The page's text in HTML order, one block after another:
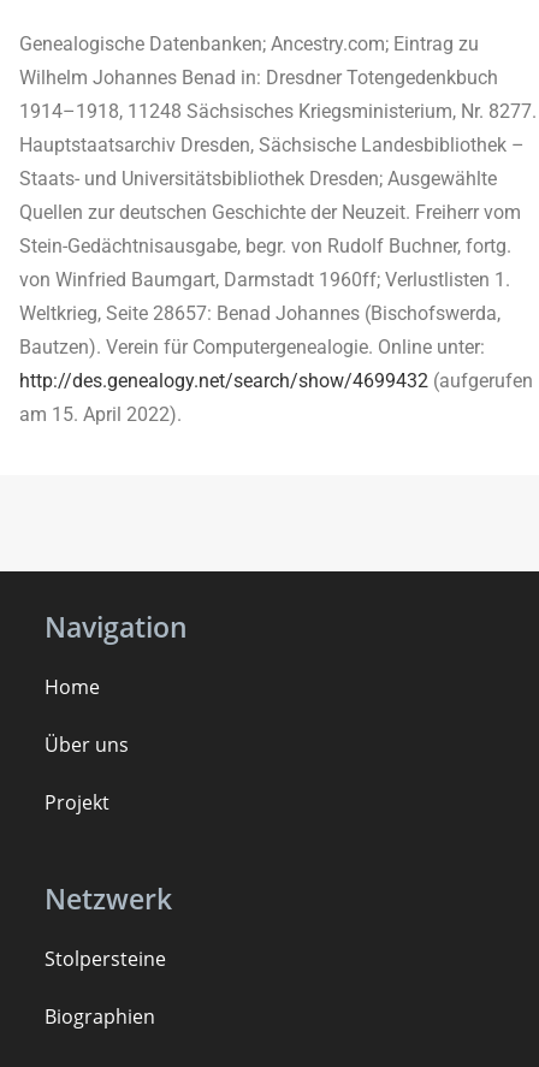
Genealogische Datenbanken; Ancestry.com; Eintrag zu
Wilhelm Johannes Benad in: Dresdner Totengedenkbuch
1914–1918, 11248 Sächsisches Kriegsministerium, Nr. 8277.
Hauptstaatsarchiv Dresden, Sächsische Landesbibliothek –
Staats- und Universitätsbibliothek Dresden; Ausgewählte
Quellen zur deutschen Geschichte der Neuzeit. Freiherr vom
Stein-Gedächtnisausgabe, begr. von Rudolf Buchner, fortg.
von Winfried Baumgart, Darmstadt 1960ff; Verlustlisten 1.
Weltkrieg, Seite 28657: Benad Johannes (Bischofswerda,
Bautzen). Verein für Computergenealogie. Online unter:
http://des.genealogy.net/search/show/4699432 (aufgerufen
am 15. April 2022).
Navigation
Home
Über uns
Projekt
Netzwerk
Stolpersteine
Biographien